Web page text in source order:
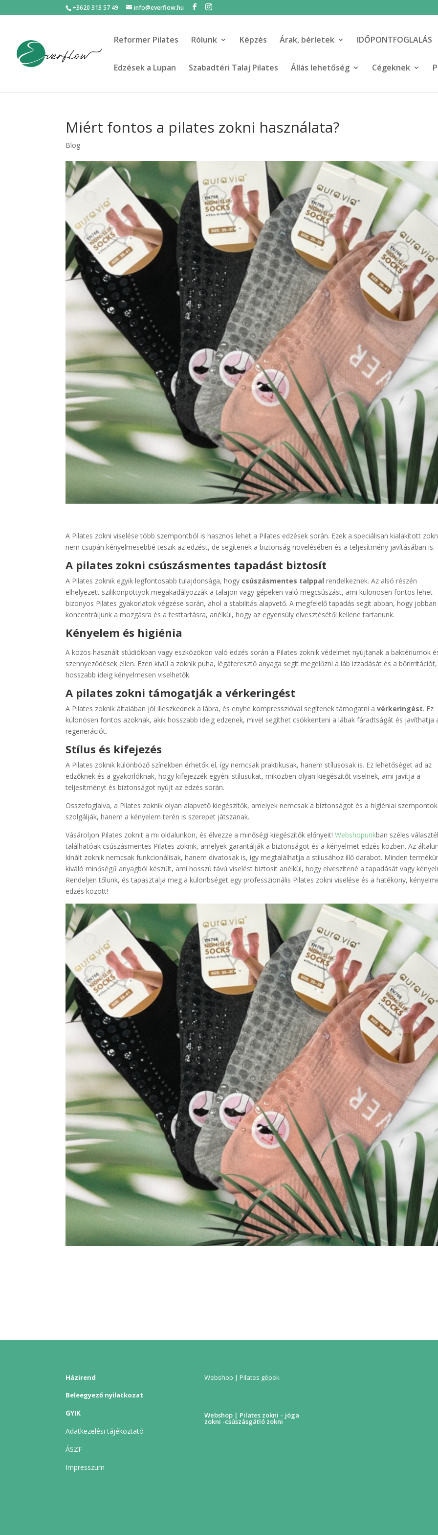
+3620 313 57 49 info@everflow.hu
Reformer Pilates Rólunk Képzés Árak, bérletek IDŐPONTFOGLALÁS
Edzések a Lupan Szabadtéri Talaj Pilates Állás lehetőség Cégeknek
Miért fontos a pilates zokni használata?
Blog
A Pilates zokni viselése több szempontból is hasznos lehet a Pilates edzések során. Ezek a speciálisan kialakított
nem csupán kényelmesebbé teszik az edzést, de segítenek a biztonság növelésében és a teljesítmény javításában is.
A pilates zokni csúszásmentes tapadást biztosít
A Pilates zoknik egyik legfontosabb tulajdonsága, hogy csúszásmentes talppal rendelkeznek. Az alsó részén
elhelyezett szilikonpöttyök megakadályozzák a talajon vagy gépeken való megcsúszást, ami különösen fontos lehet
bizonyos Pilates gyakorlatok végzése során, ahol a stabilitás alapvető. A megfelelő tapadás segít abban, hogy jobban
koncentráljunk a mozgásra és a testtartásra, anélkül, hogy az egyensúly elvesztésétől kellene tartanunk.
Kényelem és higiénia
A közös használt stúdiókban vagy eszközökön való edzés során a Pilates zoknik védelmet nyújtanak a baktériumok
szennyeződések ellen. Ezen kívül a zoknik puha, légáteresztő anyaga segít megelőzni a láb izzadását és a
hosszabb ideig kényelmesen viselhetők.
A pilates zokni támogatják a vérkeringést
A Pilates zoknik általában jól illeszkednek a lábra, és enyhe kompresszióval segítenek támogatni avérkeringést. Ez
különösen fontos azoknak, akik hosszabb ideig edzenek, mivel segíthet csökkenteni a lábak fáradtságát és javíthatja
regenerációt.
Stílus és kifejezés
A Pilates zoknik különböző színekben érhetők el, így nemcsak praktikusak, hanem stílusosak is. Ez lehetőséget ad az
edzőknek és a gyakorlóknak, hogy kifejezzék egyéni stílusukat, miközben olyan kiegészítőt viselnek, ami javítja a
teljesítményt és biztonságot nyújt az edzés során.
Összefoglalva, a Pilates zoknik olyan alapvető kiegészítők, amelyek nemcsak a biztonságot és a higiéniai
szolgálják, hanem a kényelem terén is szerepet játszanak.
Vásároljon Pilates zoknit a mi oldalunkon, és élvezze a minőségi kiegészítők előnyeit!Webshopunkban széles
találhatóak csúszásmentes Pilates zoknik, amelyek garantálják a biztonságot és a kényelmet edzés közben. Az
kínált zoknik nemcsak funkcionálisak, hanem divatosak is, így megtalálhatja a stílusához illő darabot. Minden
kiváló minőségű anyagból készült, ami hosszú távú viselést biztosít anélkül, hogy elveszítené a tapadását vagy
Rendeljen tőlünk, és tapasztalja meg a különbséget egy professzionális Pilates zokni viselése és a hatékony,
edzés között!
Házirend
Beleegyező nyilatkozat
GYIK
Adatkezelési tájékoztató
ÁSZF
Impresszum
Webshop | Pilates gépek
Webshop | Pilates zokni – jóga
zokni -csúszásgátló zokni